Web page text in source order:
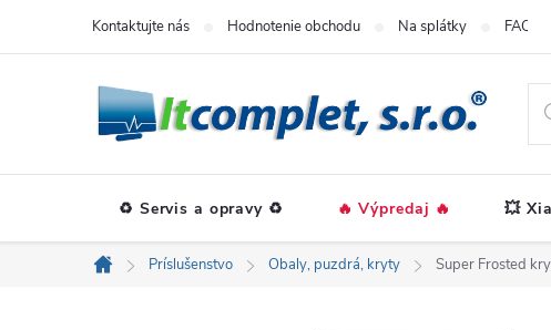
Kontaktujte nás Hodnotenie obchodu Na splátky FAQ
♻️ Servis a opravy ♻️ 🔥 Výpredaj 🔥 💥
Domov
Príslušenstvo Obaly, puzdrá, kryty Super Frosted